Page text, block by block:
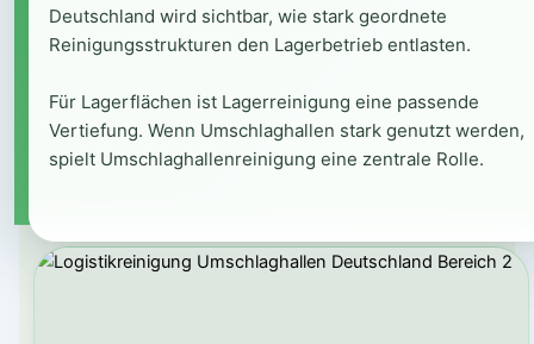
Deutschland wird sichtbar, wie stark geordnete
Reinigungsstrukturen den Lagerbetrieb entlasten.
Für Lagerflächen ist Lagerreinigung eine passende
Vertiefung. Wenn Umschlaghallen stark genutzt werden,
spielt Umschlaghallenreinigung eine zentrale Rolle.